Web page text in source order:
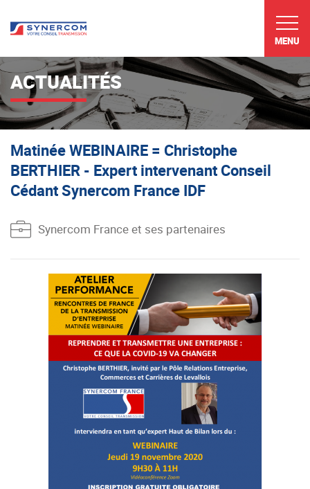
MENU
ACTUALITÉS
Matinée WEBINAIRE = Christophe
BERTHIER - Expert intervenant Conseil
Cédant Synercom France IDF
Synercom France et ses partenaires